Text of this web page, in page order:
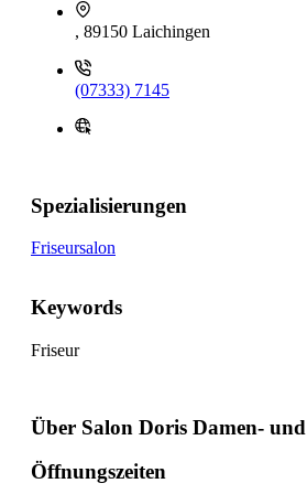
, 89150 Laichingen
(07333) 7145
Spezialisierungen
Friseursalon
Keywords
Friseur
Über Salon Doris Damen-
Öffnungszeiten